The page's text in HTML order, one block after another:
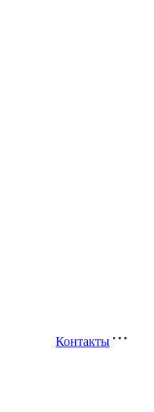
Контакты